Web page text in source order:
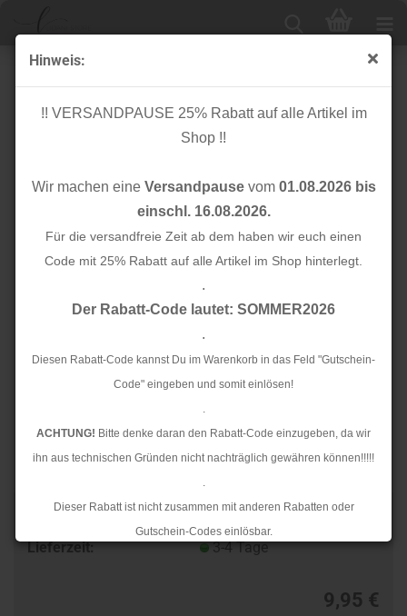
Hinweis:
!! VERSANDPAUSE 25% Rabatt auf alle Artikel im
Shop !!
Wir machen eine Versandpausevom 01.08.2026 bis
einschl. 16.08.2026.
Für die versandfreie Zeit ab dem haben wir euch einen
Code mit 25% Rabatt auf alle Artikel im Shop hinterlegt.
.
Der Rabatt-Code lautet: SOMMER2026
.
Diesen Rabatt-Code kannst Du im Warenkorb in das Feld "Gutschein-
Code" eingeben und somit einlösen!
.
ACHTUNG! Bitte denke daran den Rabatt-Code einzugeben, da wir
ihn aus technischen Gründen nicht nachträglich gewähren können!!!!!
.
Dieser Rabatt ist nicht zusammen mit anderen Rabatten oder
Gutschein-Codes einlösbar.
.
Rückstaus kann es jedoch zu längeren Lieferzeiten kommen.
Cuff me - Bio Bündchen - Cozy - A31 mittelgrau
mélange - Hamburger Liebe
Lieferzeit:
3-4 Tage
9,95 €